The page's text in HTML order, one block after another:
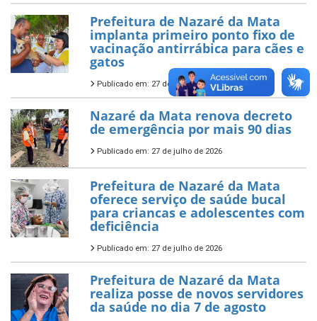
Prefeitura de Nazaré da Mata
implanta primeiro ponto fixo de
vacinação antirrábica para cães e
gatos
Publicado em: 27 de julho de 2026
Nazaré da Mata renova decreto
de emergência por mais 90 dias
Publicado em: 27 de julho de 2026
Prefeitura de Nazaré da Mata
oferece serviço de saúde bucal
para criancas e adolescentes com
deficiência
Publicado em: 27 de julho de 2026
Prefeitura de Nazaré da Mata
realiza posse de novos servidores
da saúde no dia 7 de agosto